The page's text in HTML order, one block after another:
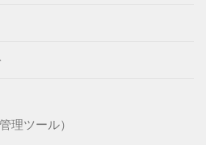
理ツール）